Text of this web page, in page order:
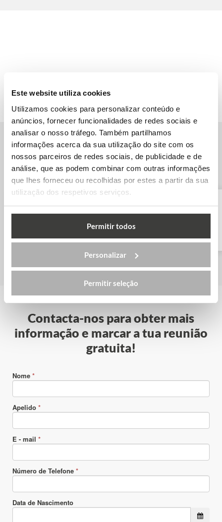
Este website utiliza cookies
Utilizamos cookies para personalizar conteúdo e
anúncios, fornecer funcionalidades de redes sociais e
analisar o nosso tráfego. Também partilhamos
informações acerca da sua utilização do site com os
nossos parceiros de redes sociais, de publicidade e de
análise, que as podem combinar com outras informações
que lhes forneceu ou recolhidas por estes a partir da sua
utilização dos respetivos serviços.
Permitir todos
Personalizar
Permitir seleção
Outras Universidades na Suécia
Contacta-nos para obter mais
informação e marcar a tua reunião
gratuita!